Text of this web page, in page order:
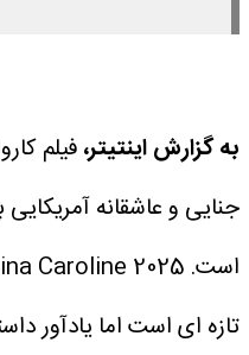
به گزارش اینتیتر،فیلم
جنایی و عاشقانه آمریکایی
تازه ای است اما یادآور